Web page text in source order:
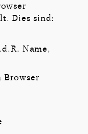
Dies sind:
Name,
Browser